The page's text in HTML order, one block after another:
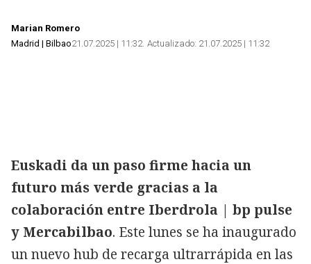
Marian Romero
Madrid | Bilbao21.07.2025 | 11:32 Actualizado: 21.07.2025 | 11:32
Euskadi da un paso firme hacia un
futuro más verde gracias a la
colaboración entre Iberdrola | bp pulse
y Mercabilbao. Este lunes se ha inaugurado
un nuevo hub de recarga ultrarrápida en las